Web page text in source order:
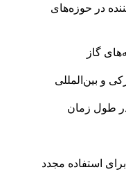
در حوزه‌های
گاز
و بین‌المللی
طول زمان
برای استفاده مجدد